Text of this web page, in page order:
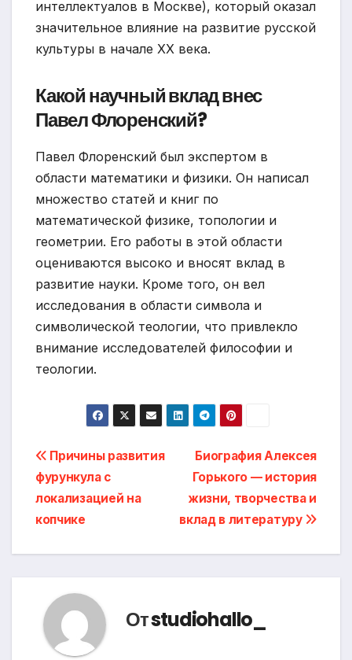
интеллектуалов в Москве), который оказал
значительное влияние на развитие русской
культуры в начале XX века.
Какой научный вклад внес
Павел Флоренский?
Павел Флоренский был экспертом в
области математики и физики. Он написал
множество статей и книг по
математической физике, топологии и
геометрии. Его работы в этой области
оцениваются высоко и вносят вклад в
развитие науки. Кроме того, он вел
исследования в области символа и
символической теологии, что привлекло
внимание исследователей философии и
теологии.
Навигация
по
записям
Биография Алексея
Горького — история
жизни, творчества и
вклад в литературу
Причины развития
фурункула с
локализацией на
копчике
Отstudiohallo_